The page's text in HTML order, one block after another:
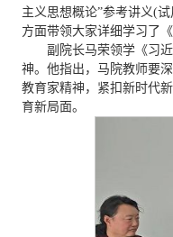
主义思想概论”参考讲义(
方面带领大家详细学习了
副院长马荣领学《习
神。他指出，马院教师要
教育家精神，紧扣新时代
育新局面。